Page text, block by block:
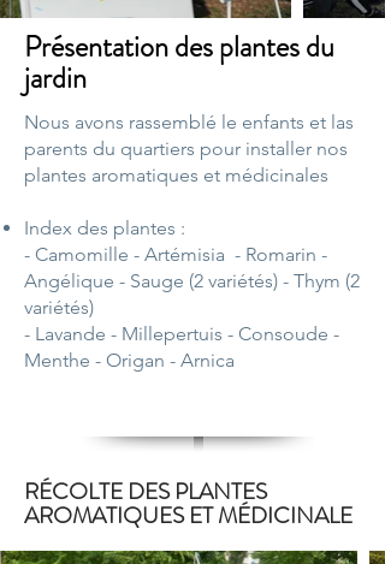
Présentation des plantes du
jardin
Nous avons rassemblé le enfants et las
parents du quartiers pour installer nos
plantes aromatiques et médicinales
Index des plantes :
- Camomille - Artémisia - Romarin -
Angélique - Sauge (2 variétés) - Thym (2
variétés)
- Lavande - Millepertuis - Consoude -
Menthe - Origan - Arnica
RÉCOLTE DES PLANTES
AROMATIQUES ET MÉDICINALE